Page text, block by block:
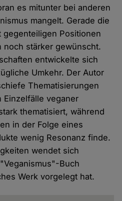
es mitunter bei anderen
mangelt. Gerade die
gegenteiligen Positionen
noch stärker gewünscht.
entwickelte sich
Umkehr. Der Autor
Thematisierungen
Einzelfälle veganer
thematisiert, während
in der Folge eines
wenig Resonanz finde.
wendet sich
Buch
Werk vorgelegt hat.